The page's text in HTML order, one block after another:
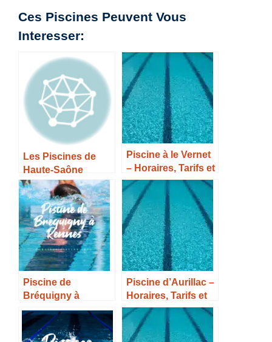
Ces Piscines Peuvent Vous
Interesser:
Les Piscines de
Haute-Saône
Piscine à le Vernet
– Horaires, Tarifs et
Infos –
Piscine de
Bréquigny à
Rennes – Horaires,
Tarifs et Infos –
Piscine d’Aurillac –
Horaires, Tarifs et
Infos –